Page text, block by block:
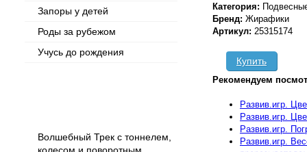
Запоры у детей
Роды за рубежом
Учусь до рождения
Волшебный Трек с тоннелем,
колесом и поворотным
Категория:
Бренд: Жирафики
Артикул: 25315174
Купить
Рекомендуем
Развив.игр.
Развив.игр.
Развив.игр.
Развив.игр.